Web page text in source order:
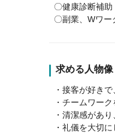
〇健康診断補助
〇副業、Wワー
求める人物像
・接客が好き
・チームワー
・清潔感があ
・礼儀を大切